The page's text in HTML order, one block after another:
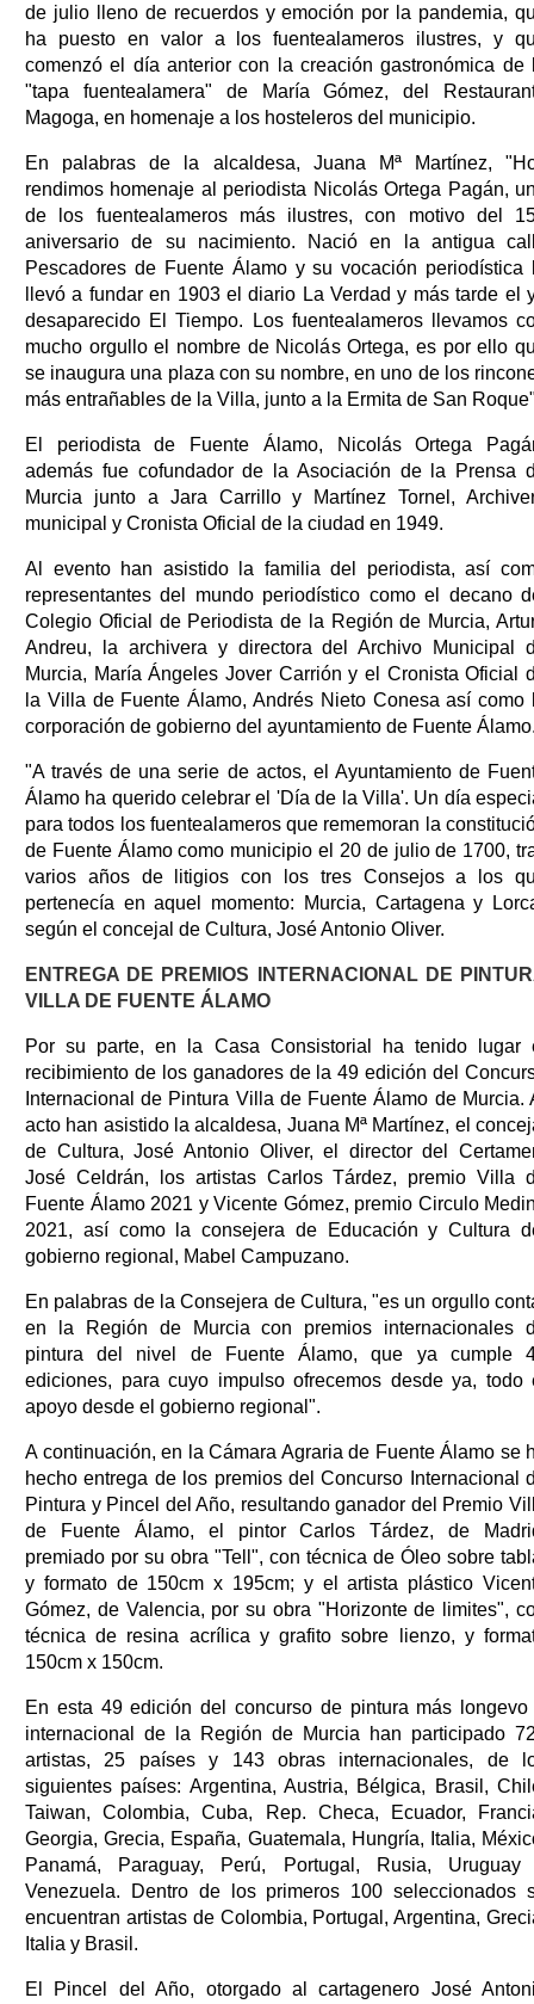
de julio lleno de recuerdos y emoción por la pandemia,
ha puesto en valor a los fuentealameros ilustres, y
comenzó el día anterior con la creación gastronómica de
"tapa fuentealamera" de María Gómez, del
Magoga, en homenaje a los hosteleros del municipio.
En palabras de la alcaldesa, Juana Mª Martínez,
rendimos homenaje al periodista Nicolás Ortega Pagán,
de los fuentealameros más ilustres, con motivo del
aniversario de su nacimiento. Nació en la antigua
Pescadores de Fuente Álamo y su vocación periodística
llevó a fundar en 1903 el diario La Verdad y más tarde el
desaparecido El Tiempo. Los fuentealameros llevamos
mucho orgullo el nombre de Nicolás Ortega, es por ello
se inaugura una plaza con su nombre, en uno de los
más entrañables de la Villa, junto a la Ermita de San
El periodista de Fuente Álamo, Nicolás Ortega
además fue cofundador de la Asociación de la Prensa
Murcia junto a Jara Carrillo y Martínez Tornel,
municipal y Cronista Oficial de la ciudad en 1949.
Al evento han asistido la familia del periodista, así
representantes del mundo periodístico como el decano
Colegio Oficial de Periodista de la Región de Murcia,
Andreu, la archivera y directora del Archivo Municipal
Murcia, María Ángeles Jover Carrión y el Cronista Oficial
la Villa de Fuente Álamo, Andrés Nieto Conesa así como
corporación de gobierno del ayuntamiento de Fuente
"A través de una serie de actos, el Ayuntamiento de
Álamo ha querido celebrar el 'Día de la Villa'. Un día
para todos los fuentealameros que rememoran la
de Fuente Álamo como municipio el 20 de julio de 1700,
varios años de litigios con los tres Consejos a los
pertenecía en aquel momento: Murcia, Cartagena y
según el concejal de Cultura, José Antonio Oliver.
ENTREGA DE PREMIOS INTERNACIONAL DE
VILLA DE FUENTE ÁLAMO
Por su parte, en la Casa Consistorial ha tenido lugar
recibimiento de los ganadores de la 49 edición del
Internacional de Pintura Villa de Fuente Álamo de Murcia.
acto han asistido la alcaldesa, Juana Mª Martínez, el
de Cultura, José Antonio Oliver, el director del
José Celdrán, los artistas Carlos Tárdez, premio Villa
Fuente Álamo 2021 y Vicente Gómez, premio Circulo
2021, así como la consejera de Educación y Cultura
gobierno regional, Mabel Campuzano.
En palabras de la Consejera de Cultura, "es un orgullo
en la Región de Murcia con premios internacionales
pintura del nivel de Fuente Álamo, que ya cumple
ediciones, para cuyo impulso ofrecemos desde ya, todo
apoyo desde el gobierno regional".
A continuación, en la Cámara Agraria de Fuente Álamo se
hecho entrega de los premios del Concurso Internacional
Pintura y Pincel del Año, resultando ganador del Premio
de Fuente Álamo, el pintor Carlos Tárdez, de
premiado por su obra "Tell", con técnica de Óleo sobre
y formato de 150cm x 195cm; y el artista plástico
Gómez, de Valencia, por su obra "Horizonte de limites",
técnica de resina acrílica y grafito sobre lienzo, y
150cm x 150cm.
En esta 49 edición del concurso de pintura más longevo
internacional de la Región de Murcia han participado
artistas, 25 países y 143 obras internacionales, de
siguientes países: Argentina, Austria, Bélgica, Brasil,
Taiwan, Colombia, Cuba, Rep. Checa, Ecuador,
Georgia, Grecia, España, Guatemala, Hungría, Italia,
Panamá, Paraguay, Perú, Portugal, Rusia, Uruguay
Venezuela. Dentro de los primeros 100 seleccionados
encuentran artistas de Colombia, Portugal, Argentina,
Italia y Brasil.
El Pincel del Año, otorgado al cartagenero José